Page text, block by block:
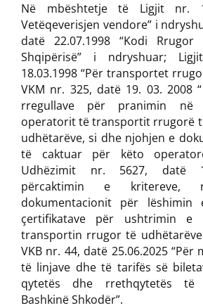
Në mbështetje të Ligjit nr.
Vetëqeverisjen vendore” i
datë 22.07.1998 “Kodi
Shqipërisë” i ndryshuar;
18.03.1998 “Për transportet
VKM nr. 325, datë 19. 03. 2008
rregullave për pranimin në
operatorit të transportit rrugorë
udhëtarëve, si dhe njohjen e
të caktuar për këto
Udhëzimit nr. 5627, datë
përcaktimin e kritereve,
dokumentacionit për lëshimin
çertifikatave për ushtrimin e
transportin rrugor të
VKB nr. 44, datë 25.06.2025
të linjave dhe të tarifës së
qytetës dhe rrethqytetës të
Bashkinë Shkodër”.